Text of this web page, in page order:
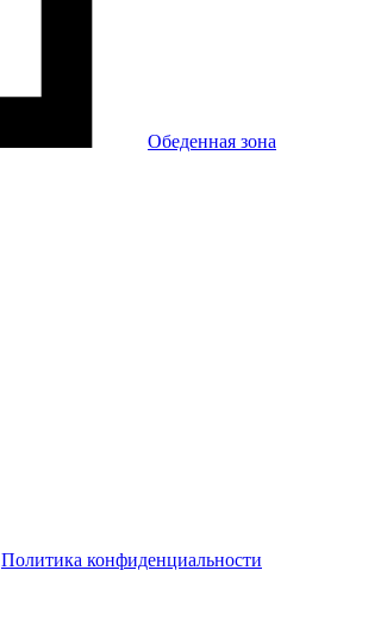
Обеденная зона
Политика конфиденциальности